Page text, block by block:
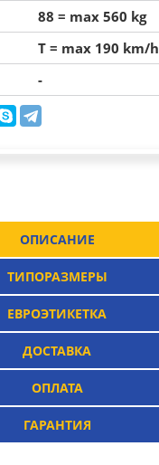
88 = max 560 kg
T = max 190 km/h
-
ОПИСАНИЕ
ТИПОРАЗМЕРЫ
ЕВРОЭТИКЕТКА
ДОСТАВКА
ОПЛАТА
ГАРАНТИЯ